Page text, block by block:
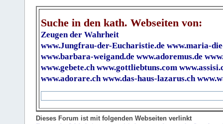
Suche in den kath. Webseiten von:
Zeugen der Wahrheit
www.Jungfrau-der-Eucharistie.de www.maria-
www.barbara-weigand.de www.adoremus.de
www.gebete.ch www.gottliebtuns.com
www.adorare.ch www.das-haus-lazarus.ch
Dieses Forum ist mit folgenden Webseiten verlinkt